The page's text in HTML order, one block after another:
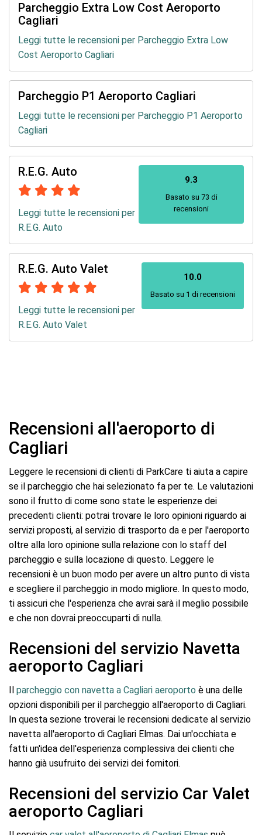
Parcheggio Extra Low Cost Aeroporto
Cagliari
Leggi tutte le recensioni per Parcheggio Extra Low
Cost Aeroporto Cagliari
Parcheggio P1 Aeroporto Cagliari
Leggi tutte le recensioni per Parcheggio P1 Aeroporto
Cagliari
R.E.G. Auto
Leggi tutte le recensioni per
R.E.G. Auto
9.3
Basato su 73 di
recensioni
R.E.G. Auto Valet
Leggi tutte le recensioni per
R.E.G. Auto Valet
10.0
Basato su 1 di recensioni
Recensioni all'aeroporto di
Cagliari
Leggere le recensioni di clienti di ParkCare ti aiuta a capire
se il parcheggio che hai selezionato fa per te. Le valutazioni
sono il frutto di come sono state le esperienze dei
precedenti clienti: potrai trovare le loro opinioni riguardo ai
servizi proposti, al servizio di trasporto da e per l'aeroporto
oltre alla loro opinione sulla relazione con lo staff del
parcheggio e sulla locazione di questo. Leggere le
recensioni è un buon modo per avere un altro punto di vista
e scegliere il parcheggio in modo migliore. In questo modo,
ti assicuri che l'esperienza che avrai sarà il meglio possibile
e che non dovrai preoccuparti di nulla.
Recensioni del servizio Navetta
aeroporto Cagliari
Il parcheggio con navetta a Cagliari aeroporto è una delle
opzioni disponibili per il parcheggio all'aeroporto di Cagliari.
In questa sezione troverai le recensioni dedicate al servizio
navetta all'aeroporto di Cagliari Elmas. Dai un'occhiata e
fatti un'idea dell'esperienza complessiva dei clienti che
hanno già usufruito dei servizi dei fornitori.
Recensioni del servizio Car Valet
aeroporto Cagliari